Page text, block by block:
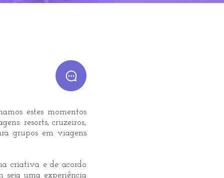
estes momentos
resorts, cruzeiros,
grupos em viagens
criativa e de acordo
seja uma experiência